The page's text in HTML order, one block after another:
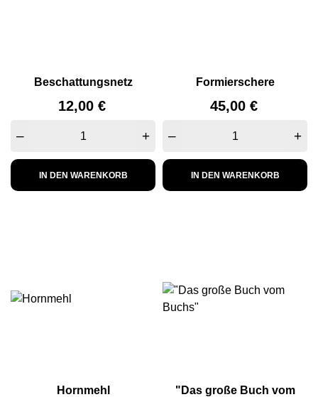
Beschattungsnetz
Preis
12,00 €
– +
IN DEN WARENKORB
Formierschere
Preis
45,00 €
– +
IN DEN WARENKORB
Hornmehl
"Das große Buch vom